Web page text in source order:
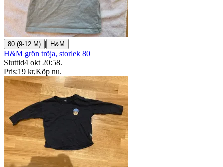
80 (9-12 M) | H&M
H&M grön tröja, storlek 80
Sluttid4 okt 20:58.
Pris:19 kr,Köp nu.